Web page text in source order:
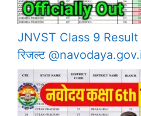
JNVST Class 9 Result
रिजल्ट